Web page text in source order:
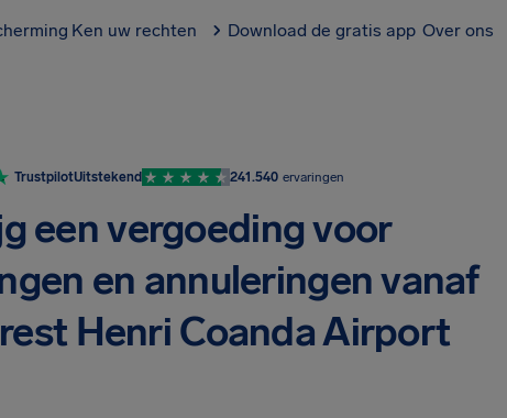
Ken uw rechten Download de gratis app Over ons
TrustpilotUitstekend 241.540 ervaringen
een vergoeding voor
en annuleringen vanaf
Henri Coanda Airport